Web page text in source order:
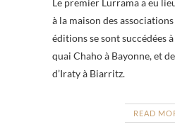
à la maison des
éditions se sont succédées
quai Chaho à Bayonne, et
d’Iraty à Biarritz.
READ